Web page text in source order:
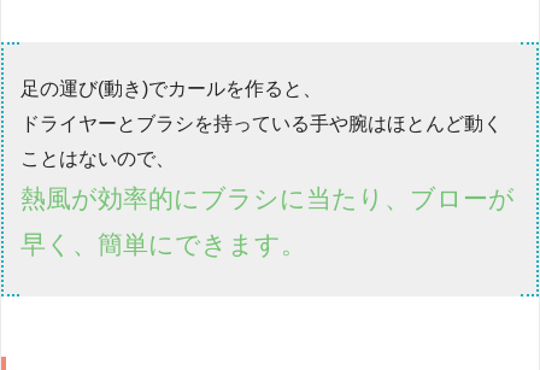
足の運び(動き)でカールを作ると、
ドライヤーとブラシを持っている手や腕はほとんど動く
ことはないので、
熱風が効率的にブラシに当たり、ブローが
早く、簡単にできます。